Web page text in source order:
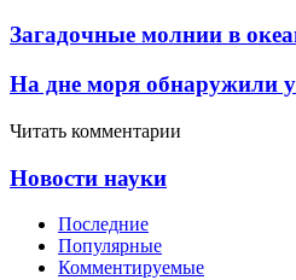
Загадочные молнии в
На дне моря обнаружили
Читать комментарии
Новости науки
Последние
Популярные
Комментируемые